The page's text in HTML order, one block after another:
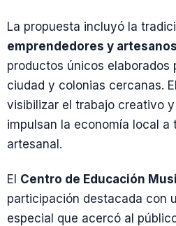
La propuesta incluyó la
emprendedores y artesanos
productos únicos elaborados
ciudad y colonias cercanas.
visibilizar el trabajo creativo
impulsan la economía local a
artesanal.
El Centro de Educación
participación destacada con
especial que acercó al